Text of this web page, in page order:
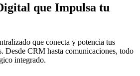
que Impulsa tu
que conecta y potencia tus
Desde CRM hasta comunicaciones, todo
integrado.